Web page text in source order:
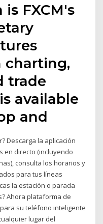
FXCM's
trade
available
and
Descarga la aplicación
en directo (incluyendo
consulta los horarios y
para tus líneas
la estación o parada
Ahora plataforma de
su teléfono inteligente
lugar del